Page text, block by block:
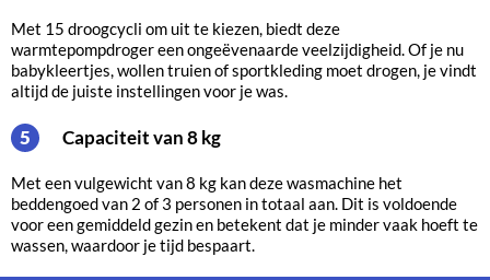
Met 15 droogcycli om uit te kiezen, biedt deze
warmtepompdroger een ongeëvenaarde veelzijdigheid. Of je nu
babykleertjes, wollen truien of sportkleding moet drogen, je vindt
altijd de juiste instellingen voor je was.
5 Capaciteit van 8 kg
Met een vulgewicht van 8 kg kan deze wasmachine het
beddengoed van 2 of 3 personen in totaal aan. Dit is voldoende
voor een gemiddeld gezin en betekent dat je minder vaak hoeft te
wassen, waardoor je tijd bespaart.